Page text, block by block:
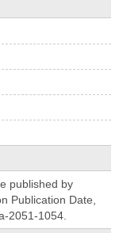
published by
Publication Date,
2051-1054.